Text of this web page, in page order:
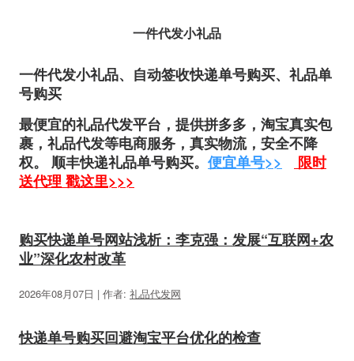
一件代发小礼品
一件代发小礼品、自动签收快递单号购买、礼品单
号购买
最便宜的礼品代发平台，提供拼多多，淘宝真实包
裹，礼品代发等电商服务， 真实物流，安全不降
权。 顺丰快递礼品单号购买。 便宜单号>>
限时
送代理 戳这里>>>
购买快递单号网站浅析：李克强：发展“互联网+农
业”深化农村改革
2026年08月07日 | 作者: 礼品代发网
快递单号购买回避淘宝平台优化的检查